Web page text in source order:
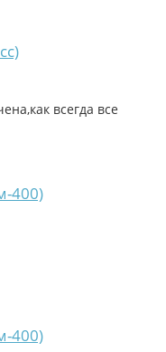
всегда все
400)
400)